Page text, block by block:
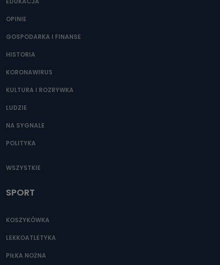
ograniczenia ich przetwarzania oraz prawo wniesienia
przechowywane?
Do czasu wycofania zgody lub, jeśli dane będą
administratora – do momentu wniesienia sprzeciwu.
Jakie dane osobowe przetwarzamy?
Przetwarzane kategorie Państwa danych osobowych to
które zostały zebrane ze źródeł publicznie dostępnych, w
danych osobowych są pracownicy i współpracownicy
oraz partnerzy wspomagający administratora w jego
Jak skontaktować się z inspektorem
OPINIE
GOSPODARKA I FINANSE
HISTORIA
KORONAWIRUS
KULTURA I ROZRYWKA
LUDZIE
NA SYGNALE
POLITYKA
WSZYSTKIE
SPORT
KOSZYKÓWKA
LEKKOATLETYKA
PIŁKA NOŻNA